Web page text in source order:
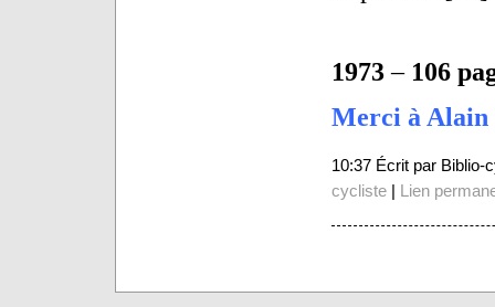
1973– 106
Merci à Alain
10:37 Écrit par Biblio-
cycliste| Lien